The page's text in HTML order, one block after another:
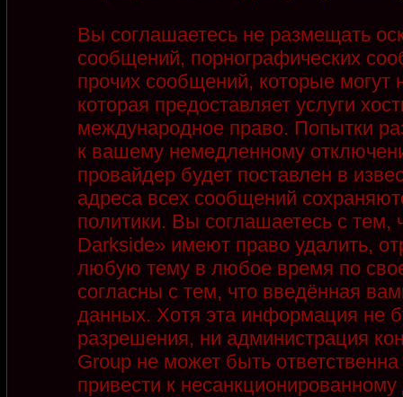
Вы соглашаетесь не размещать
сообщений, порнографических
прочих сообщений, которые
которая предоставляет услуги
международное право. Попытки
к вашему немедленному
провайдер будет поставлен в
адреса всех сообщений
политики. Вы соглашаетесь с
Darkside» имеют право удалить,
любую тему в любое время по
согласны с тем, что введённая
данных. Хотя эта информация не
разрешения, ни администрация
Group не может быть
привести к несанкционированному